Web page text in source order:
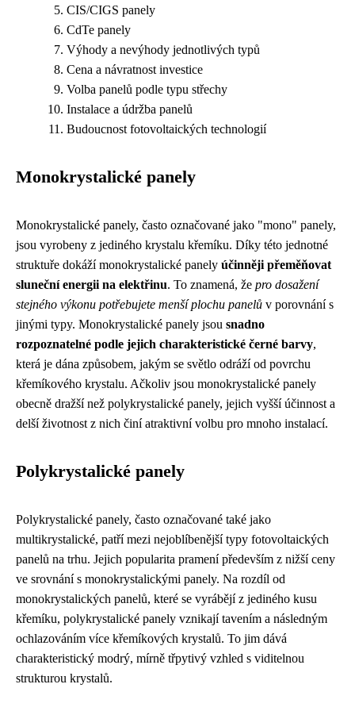
CIS/CIGS panely
CdTe panely
Výhody a nevýhody jednotlivých typů
Cena a návratnost investice
Volba panelů podle typu střechy
Instalace a údržba panelů
Budoucnost fotovoltaických technologií
Monokrystalické panely
Monokrystalické panely, často označované jako "mono" panely,
jsou vyrobeny z jediného krystalu křemíku. Díky této jednotné
struktuře dokáží monokrystalické panely účinněji přeměňovat
sluneční energii na elektřinu. To znamená, že pro dosažení
stejného výkonu potřebujete menší plochu panelů v porovnání s
jinými typy. Monokrystalické panely jsou snadno
rozpoznatelné podle jejich charakteristické černé barvy,
která je dána způsobem, jakým se světlo odráží od povrchu
křemíkového krystalu. Ačkoliv jsou monokrystalické panely
obecně dražší než polykrystalické panely, jejich vyšší účinnost a
delší životnost z nich činí atraktivní volbu pro mnoho instalací.
Polykrystalické panely
Polykrystalické panely, často označované také jako
multikrystalické, patří mezi nejoblíbenější typy fotovoltaických
panelů na trhu. Jejich popularita pramení především z nižší ceny
ve srovnání s monokrystalickými panely. Na rozdíl od
monokrystalických panelů, které se vyrábějí z jediného kusu
křemíku, polykrystalické panely vznikají tavením a následným
ochlazováním více křemíkových krystalů. To jim dává
charakteristický modrý, mírně třpytivý vzhled s viditelnou
strukturou krystalů.